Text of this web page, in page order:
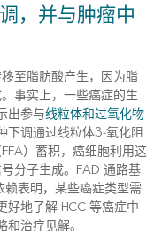
，并与肿瘤中
至脂肪酸产生，因为脂
事实上，一些癌症的生
出参与线粒体和过氧化物
下调通过线粒体β-氧化阻
）蓄积，癌细胞利用这
分子生成。FAD 通路基
表明，某些癌症类型需
好地了解 HCC 等癌症中
治疗见解。